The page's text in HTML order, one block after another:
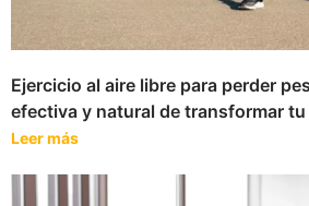
Ejercicio al aire libre para perder
efectiva y natural de transformar
Leer más